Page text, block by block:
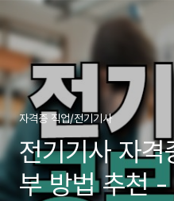
자격증 직업/전기기사
전기기사 자
부 방법 추천